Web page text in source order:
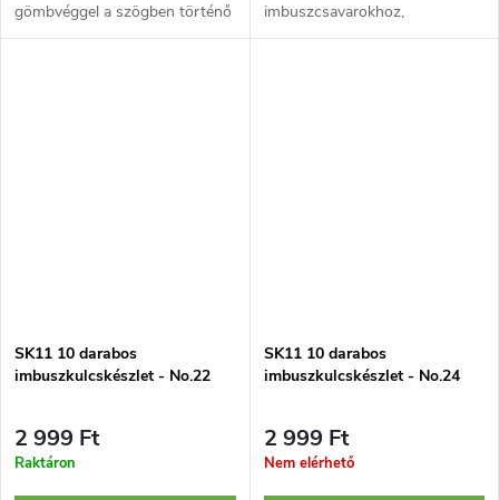
gömbvéggel a szögben történő
hozzáféréshez és rövid fejjel.
imbuszcsavarokhoz,
kulcskarikával a szervezéshez
SK11 10 darabos
imbuszkulcskészlet - No.22
2 999 Ft
Raktáron
SK11 10 darabos
imbuszkulcskészlet - No.24
2 999 Ft
Nem elérhető